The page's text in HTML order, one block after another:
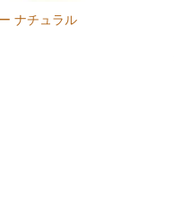
ナチュラル